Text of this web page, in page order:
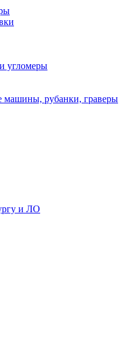
угломеры
рубанки, граверы
и ЛО